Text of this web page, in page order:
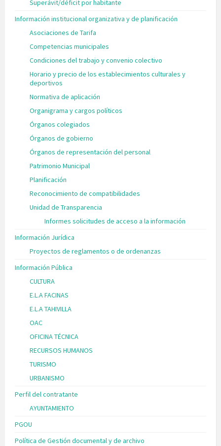
Superávit/déficit por habitante
Información institucional organizativa y de planificación
Asociaciones de Tarifa
Competencias municipales
Condiciones del trabajo y convenio colectivo
Horario y precio de los establecimientos culturales y
deportivos
Normativa de aplicación
Organigrama y cargos políticos
Órganos colegiados
Órganos de gobierno
Órganos de representación del personal
Patrimonio Municipal
Planificación
Reconocimiento de compatibilidades
Unidad de Transparencia
Informes solicitudes de acceso a la información
Información Jurídica
Proyectos de reglamentos o de ordenanzas
Información Pública
CULTURA
E.L.A FACINAS
E.L.A TAHIVILLA
OAC
OFICINA TÉCNICA
RECURSOS HUMANOS
TURISMO
URBANISMO
Perfil del contratante
AYUNTAMIENTO
PGOU
Política de Gestión documental y de archivo